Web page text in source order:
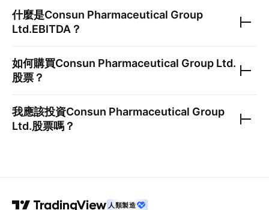
什麼是Consun Pharmaceutical Group
Ltd.EBITDA？
如何購買Consun Pharmaceutical Group Ltd.
股票？
我應該投資Consun Pharmaceutical Group
Ltd.股票嗎？
人類製造